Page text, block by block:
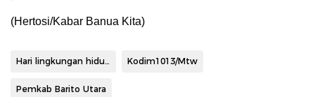
(Hertosi/Kabar Banua Kita)
Hari lingkungan hidup sedunia Kodim1013/Mtw
Pemkab Barito Utara